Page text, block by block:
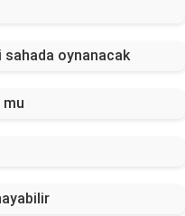
sahada oynanacak